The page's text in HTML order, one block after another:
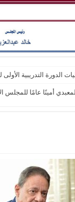
الدورة التدريبية الأولى
أمينًا عامًا للمجلس